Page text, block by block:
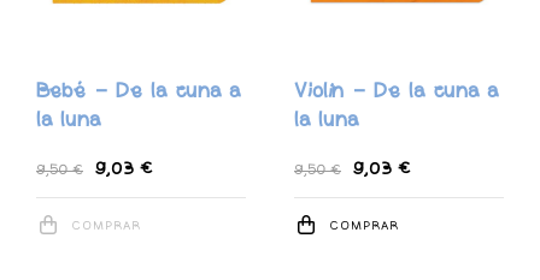
Bebé - De la cuna a
la luna
9,50 € 9,03 €
COMPRAR
Violín - De la cuna a
la luna
9,50 € 9,03 €
COMPRAR